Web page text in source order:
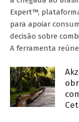
Expert™,
para apoiar
decisão sobre
A ferramenta reúne